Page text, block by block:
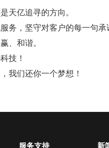
天亿追寻的方向。
务，坚守对客户的每一句承
、和谐。
技！
我们还你一个梦想！
服务支持 新